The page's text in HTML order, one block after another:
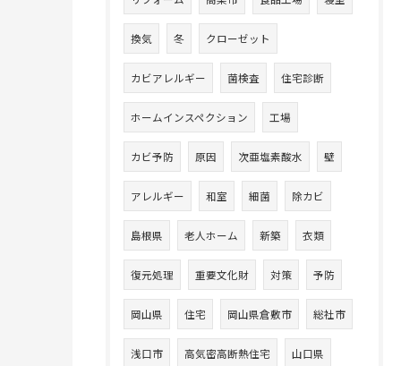
換気 冬 クローゼット
カビアレルギー 菌検査 住宅診断
ホームインスペクション 工場
カビ予防 原因 次亜塩素酸水 壁
アレルギー 和室 細菌 除カビ
島根県 老人ホーム 新築 衣類
復元処理 重要文化財 対策 予防
岡山県 住宅 岡山県倉敷市 総社市
浅口市 高気密高断熱住宅 山口県